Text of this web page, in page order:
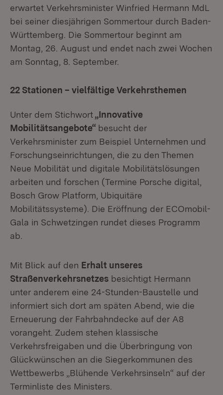
erwartet Verkehrsminister Winfried Hermann MdL
bei seiner diesjährigen Sommertour durch Baden-
Württemberg. Die Sommertour beginnt am
Montag, 26. August und endet nach zwei Wochen
am Sonntag, 8. September.
22 Stationen – vielfältige Verkehrsthemen
Unter dem Stichwort„Innovative
Mobilitätsangebote“ besucht der
Verkehrsminister zum Beispiel Unternehmen und
Forschungseinrichtungen, die zu den Themen
Neue Mobilität und digitale Mobilitätslösungen
arbeiten und forschen (Termine Porsche digital,
Bosch Grow Platform, Ubiquitäre
Mobilitätssysteme). Die Eröffnung der ECOmobil-
Gala in Schwetzingen rundet dieses Programm
ab.
Mit Blick auf den Erhalt unseres
Straßenverkehrsnetzes besichtigt Hermann
unter anderem eine 24-Stunden-Baustelle und
informiert sich dort am späten Abend, wie die
Erneuerung der Fahrbahndecke auf der A8
vorangeht. Zudem stehen klassische
Verkehrsfreigaben und die Überbringung von
Glückwünschen an die Siegerkommunen des
Wettbewerbs „Blühende Verkehrsinseln“ auf der
Terminliste des Ministers.